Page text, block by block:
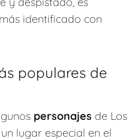
identificado con
populares de
personajes de Los
lugar especial en el